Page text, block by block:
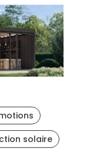
solaire